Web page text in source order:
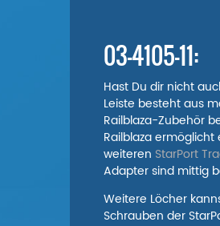
03-4105-11:
Hast Du dir nicht
Leiste besteht aus
Railblaza-Zubehör
Railblaza
weiteren StarPort
Adapter sind mittig
Weitere Löcher
Schrauben der